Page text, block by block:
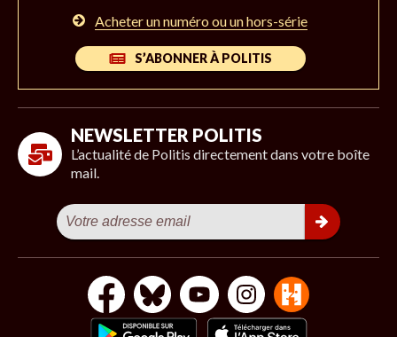
Acheter un numéro ou un hors-série
S’ABONNER À POLITIS
NEWSLETTER POLITIS
L’actualité de Politis directement dans votre boîte
mail.